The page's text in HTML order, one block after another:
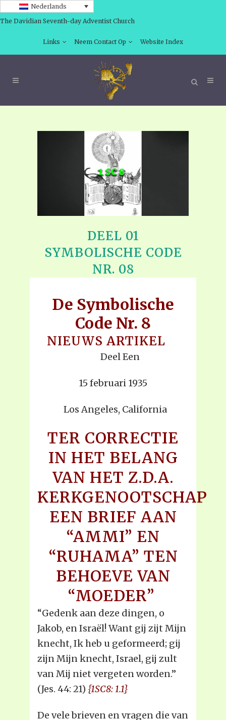
Nederlands
The Davidian Seventh-day Adventist Church
Links Neem Contact Op Website Index
DEEL 01
SYMBOLISCHE CODE
NR. 08
De Symbolische
Code Nr. 8
NIEUWS ARTIKEL
Deel Een
15 februari 1935
Los Angeles, California
TER CORRECTIE
IN HET BELANG
VAN HET Z.D.A.
KERKGENOOTSCHAP
EEN BRIEF AAN
“AMMI” EN
“RUHAMA” TEN
BEHOEVE VAN
“MOEDER”
“Gedenk aan deze dingen, o
Jakob, en Israël! Want gij zijt Mijn
knecht, Ik heb u geformeerd; gij
zijn Mijn knecht, Israel, gij zult
van Mij niet vergeten worden.”
(Jes. 44: 21) {1SC8: 1.1}
De vele brieven en vragen die van